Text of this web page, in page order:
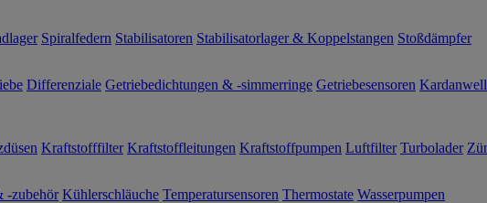
Spiralfedern Stabilisatoren Stabilisatorlager & Koppelstangen Stoßdämpfer
Differenziale Getriebedichtungen & -simmerringe Getriebesensoren
Kraftstofffilter Kraftstoffleitungen Kraftstoffpumpen Luftfilter Turbolader
-zubehör Kühlerschläuche Temperatursensoren Thermostate Wasserpumpen